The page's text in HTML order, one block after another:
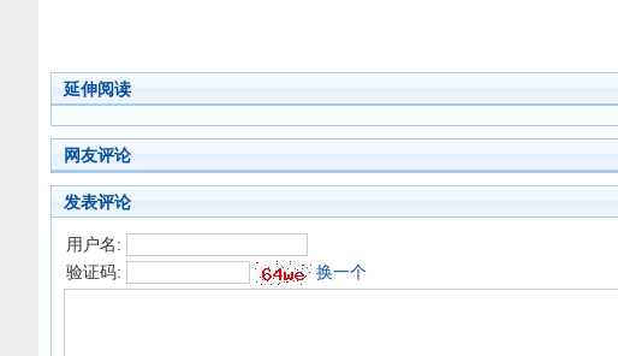
延伸阅读
网友评论
发表评论
用户名:
验证码:
换一个